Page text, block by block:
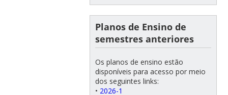
Planos de Ensino de
semestres anteriores
Os planos de ensino estão
disponíveis para acesso por meio
dos seguintes links:
• 2026-1